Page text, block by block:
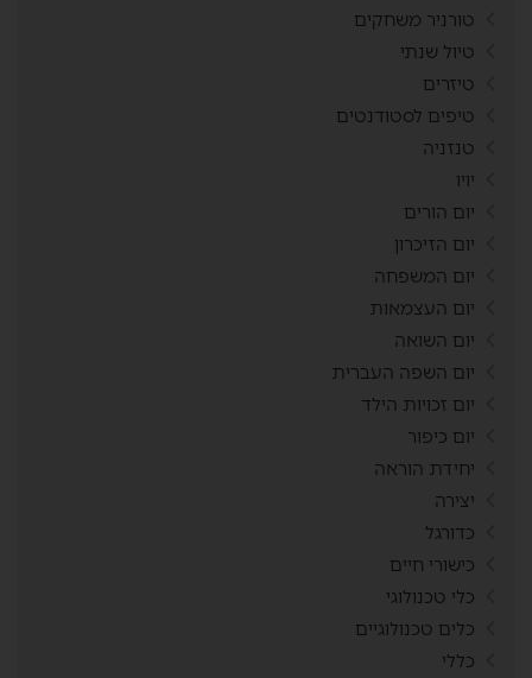
טורניר משחקים
טיול שנתי
טיזרים
טיפים לסטודנטים
טנזניה
יויו
יום הורים
יום הזיכרון
יום המשפחה
יום העצמאות
יום השואה
יום השפה העברית
יום זכויות הילד
יום כיפור
יחידת הוראה
יצירה
כדורגל
כישורי חיים
כלי טכנולוגי
כלים טכנולוגיים
כללי